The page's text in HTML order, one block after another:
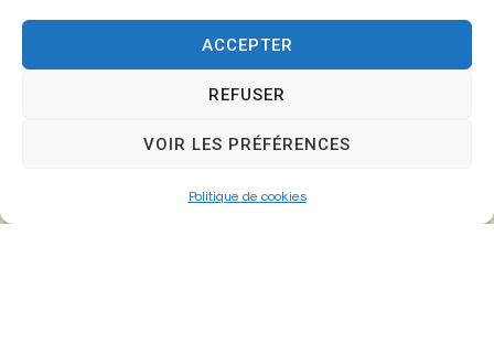
ACCEPTER
REFUSER
VOIR LES PRÉFÉRENCES
Politique de cookies
01 64 25 90 67
mairie@fontenay-tresigny.fr